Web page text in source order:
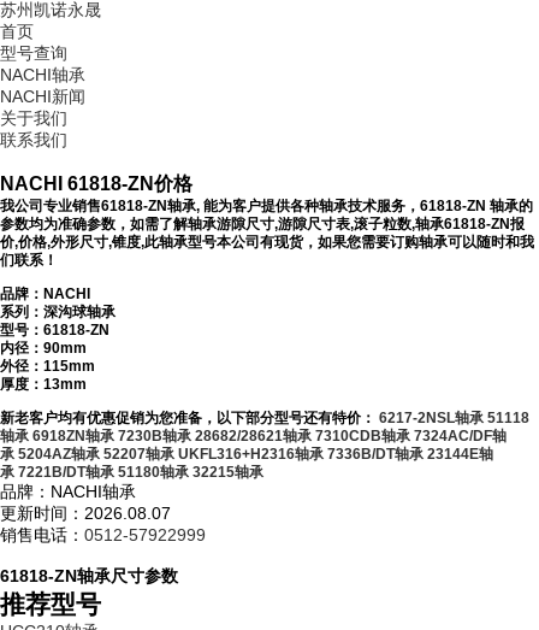
苏州凯诺永晟
首页
型号查询
NACHI轴承
NACHI新闻
关于我们
联系我们
NACHI 61818-ZN价格
我公司专业销售61818-ZN轴承, 能为客户提供各种轴承技术服务，61818-ZN 轴承的
参数均为准确参数，如需了解轴承游隙尺寸,游隙尺寸表,滚子粒数,轴承61818-ZN报
价,价格,外形尺寸,锥度,此轴承型号本公司有现货，如果您需要订购轴承可以随时和我
们联系！
品牌：NACHI
系列：深沟球轴承
型号： 61818-ZN
内径：90mm
外径：115mm
厚度：13mm
新老客户均有优惠促销为您准备，以下部分型号还有特价： 6217-2NSL轴承 51118
轴承 6918ZN轴承 7230B轴承 28682/28621轴承 7310CDB轴承 7324AC/DF轴
承 5204AZ轴承 52207轴承 UKFL316+H2316轴承 7336B/DT轴承 23144E轴
承 7221B/DT轴承 51180轴承 32215轴承
品牌：NACHI轴承
更新时间：2026.08.07
销售电话： 0512-57922999
61818-ZN轴承尺寸参数
推荐型号